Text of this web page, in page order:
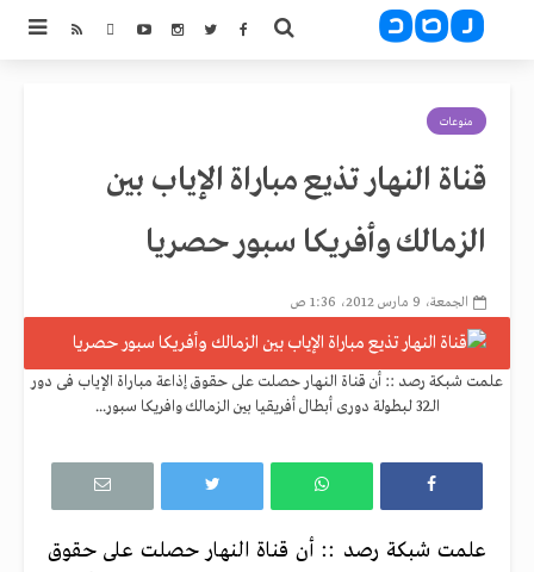
منوعات
قناة النهار تذيع مباراة الإياب بين
الزمالك وأفريكا سبور حصريا
الجمعة، 9 مارس 2012، 1:36 ص
علمت شبكة رصد :: أن قناة النهار حصلت على حقوق إذاعة مباراة الإياب فى دور
الـ32 لبطولة دورى أبطال أفريقيا بين الزمالك وافريكا سبور...
علمت شبكة رصد :: أن قناة النهار حصلت على حقوق